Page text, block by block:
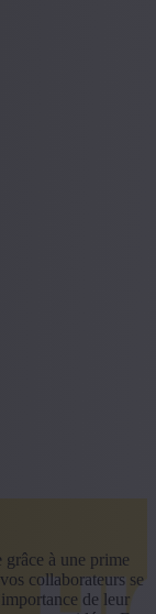
à une prime
collaborateurs se
de leur